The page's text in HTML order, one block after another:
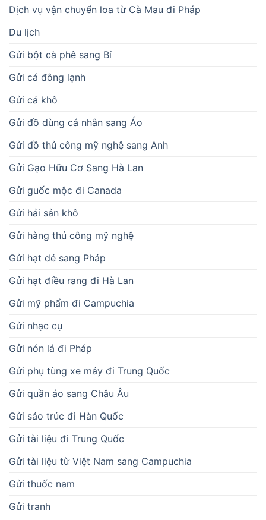
Dịch vụ vận chuyển loa từ Cà Mau đi Pháp
Du lịch
Gửi bột cà phê sang Bỉ
Gửi cá đông lạnh
Gửi cá khô
Gửi đồ dùng cá nhân sang Áo
Gửi đồ thủ công mỹ nghệ sang Anh
Gửi Gạo Hữu Cơ Sang Hà Lan
Gửi guốc mộc đi Canada
Gửi hải sản khô
Gửi hàng thủ công mỹ nghệ
Gửi hạt dẻ sang Pháp
Gửi hạt điều rang đi Hà Lan
Gửi mỹ phẩm đi Campuchia
Gửi nhạc cụ
Gửi nón lá đi Pháp
Gửi phụ tùng xe máy đi Trung Quốc
Gửi quần áo sang Châu Âu
Gửi sáo trúc đi Hàn Quốc
Gửi tài liệu đi Trung Quốc
Gửi tài liệu từ Việt Nam sang Campuchia
Gửi thuốc nam
Gửi tranh